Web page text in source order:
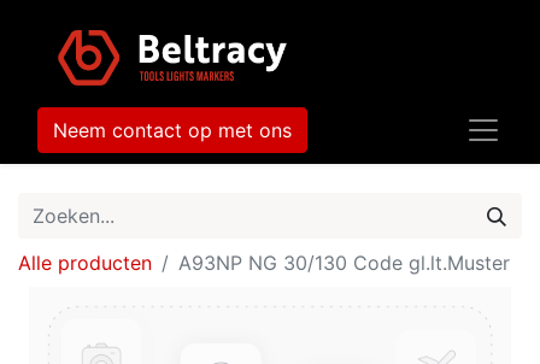
Neem contact op met ons
Alle producten A93NP NG 30/130 Code gl.lt.Muster